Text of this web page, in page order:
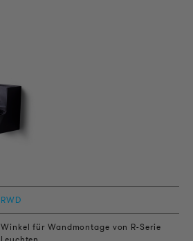
RWD
Winkel für Wandmontage von R-Serie